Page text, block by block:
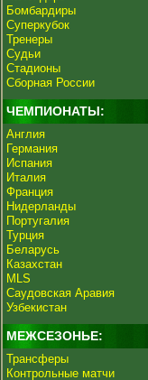
Бомбардиры
Суперкубок
Тренеры
Судьи
Стадионы
Сборная России
ЧЕМПИОНАТЫ:
Англия
Германия
Испания
Италия
Франция
Нидерланды
Португалия
Турция
Беларусь
Казахстан
MLS
Саудовская Аравия
Узбекистан
МЕЖСЕЗОНЬЕ:
Трансферы
Контрольные матчи